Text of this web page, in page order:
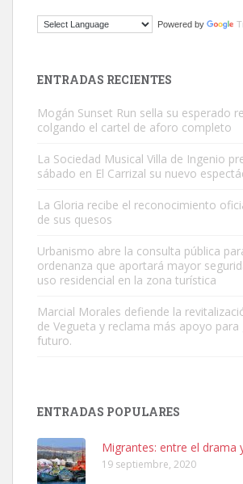
Este gato macho ha aparecido en la calle hace
Busco adopción responsable para mi perra.
Leales.org » Gran Canaria | 6.7.2025
Leales.org » Gran Canaria
Powered by
ENTRADAS RECIENTES
Mogán Sunset Run sella su esperado
colgando el cartel de aforo completo
La Sociedad Musical Villa de Ingenio
sábado en El Carrizal su nuevo
La Gloria recibe el reconocimiento
de sus quesos
Urbanismo abre la consulta pública
ordenanza que aportará mayor
uso residencial en la zona turística
Marcial Morales defiende la
de Vegueta y reclama más apoyo para
futuro.
ENTRADAS POPULARES
Migrantes: entre el drama
19 septiembre, 2020